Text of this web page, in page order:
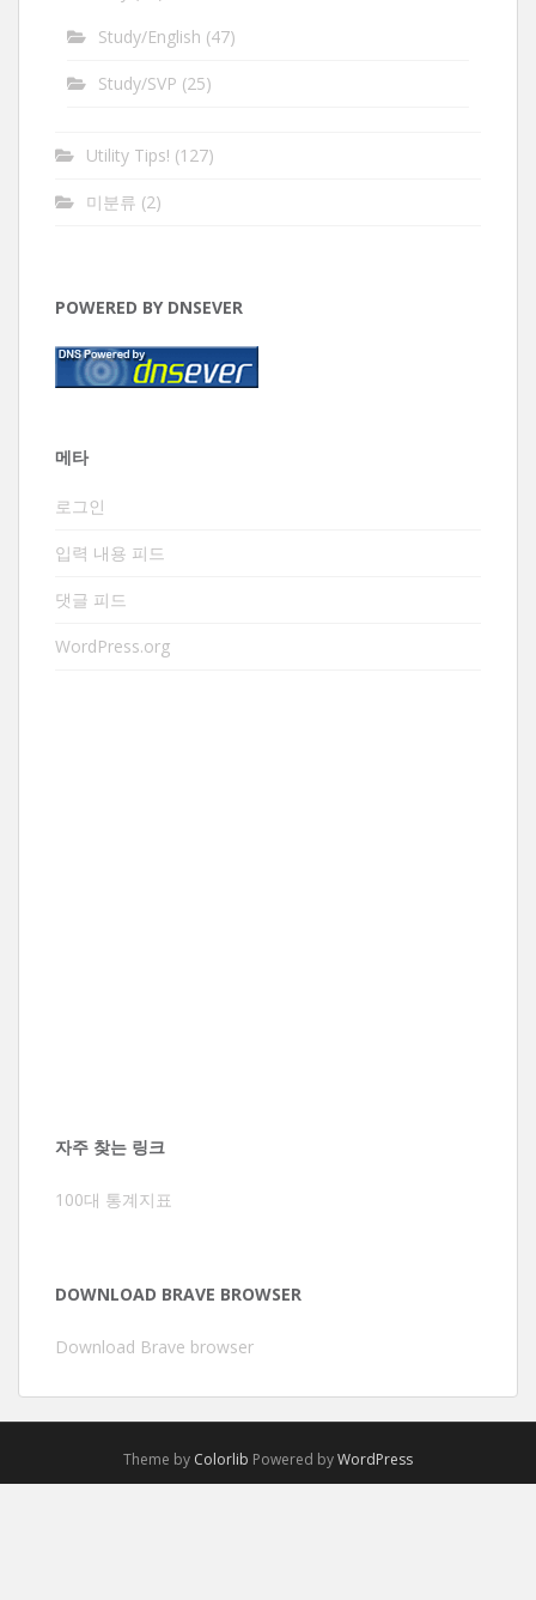
Study/English (47)
Study/SVP (25)
Utility Tips! (127)
미분류 (2)
POWERED BY DNSEVER
메타
로그인
입력 내용 피드
댓글 피드
WordPress.org
자주 찾는 링크
100대 통계지표
DOWNLOAD BRAVE BROWSER
Download Brave browser
Theme by Colorlib Powered byWordPress